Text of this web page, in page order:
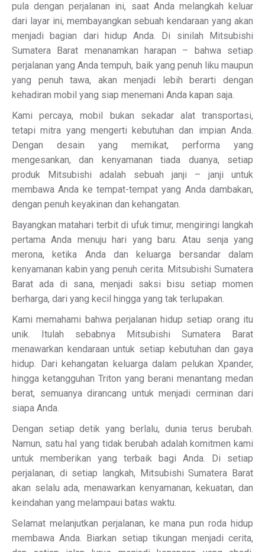
pula dengan perjalanan ini, saat Anda melangkah keluar
dari layar ini, membayangkan sebuah kendaraan yang akan
menjadi bagian dari hidup Anda. Di sinilah Mitsubishi
Sumatera Barat menanamkan harapan – bahwa setiap
perjalanan yang Anda tempuh, baik yang penuh liku maupun
yang penuh tawa, akan menjadi lebih berarti dengan
kehadiran mobil yang siap menemani Anda kapan saja.
Kami percaya, mobil bukan sekadar alat transportasi,
tetapi mitra yang mengerti kebutuhan dan impian Anda.
Dengan desain yang memikat, performa yang
mengesankan, dan kenyamanan tiada duanya, setiap
produk Mitsubishi adalah sebuah janji – janji untuk
membawa Anda ke tempat-tempat yang Anda dambakan,
dengan penuh keyakinan dan kehangatan.
Bayangkan matahari terbit di ufuk timur, mengiringi langkah
pertama Anda menuju hari yang baru. Atau senja yang
merona, ketika Anda dan keluarga bersandar dalam
kenyamanan kabin yang penuh cerita. Mitsubishi Sumatera
Barat ada di sana, menjadi saksi bisu setiap momen
berharga, dari yang kecil hingga yang tak terlupakan.
Kami memahami bahwa perjalanan hidup setiap orang itu
unik. Itulah sebabnya Mitsubishi Sumatera Barat
menawarkan kendaraan untuk setiap kebutuhan dan gaya
hidup. Dari kehangatan keluarga dalam pelukan Xpander,
hingga ketangguhan Triton yang berani menantang medan
berat, semuanya dirancang untuk menjadi cerminan dari
siapa Anda.
Dengan setiap detik yang berlalu, dunia terus berubah.
Namun, satu hal yang tidak berubah adalah komitmen kami
untuk memberikan yang terbaik bagi Anda. Di setiap
perjalanan, di setiap langkah, Mitsubishi Sumatera Barat
akan selalu ada, menawarkan kenyamanan, kekuatan, dan
keindahan yang melampaui batas waktu.
Selamat melanjutkan perjalanan, ke mana pun roda hidup
membawa Anda. Biarkan setiap tikungan menjadi cerita,